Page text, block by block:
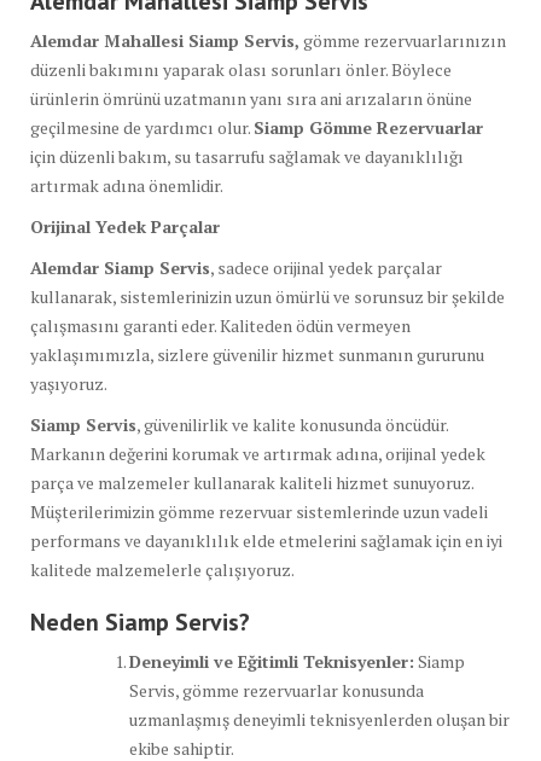
Alemdar Mahallesi Siamp Servis, gömme rezervuarlarınızın
düzenli bakımını yaparak olası sorunları önler. Böylece
ürünlerin ömrünü uzatmanın yanı sıra ani arızaların önüne
geçilmesine de yardımcı olur. Siamp Gömme Rezervuarlar
için düzenli bakım, su tasarrufu sağlamak ve dayanıklılığı
artırmak adına önemlidir.
Orijinal Yedek Parçalar
Alemdar Siamp Servis, sadece orijinal yedek parçalar
kullanarak, sistemlerinizin uzun ömürlü ve sorunsuz bir şekilde
çalışmasını garanti eder. Kaliteden ödün vermeyen
yaklaşımımızla, sizlere güvenilir hizmet sunmanın gururunu
yaşıyoruz.
Siamp Servis, güvenilirlik ve kalite konusunda öncüdür.
Markanın değerini korumak ve artırmak adına, orijinal yedek
parça ve malzemeler kullanarak kaliteli hizmet sunuyoruz.
Müşterilerimizin gömme rezervuar sistemlerinde uzun vadeli
performans ve dayanıklılık elde etmelerini sağlamak için en iyi
kalitede malzemelerle çalışıyoruz.
Neden Siamp Servis?
Deneyimli ve Eğitimli Teknisyenler: Siamp
Servis, gömme rezervuarlar konusunda
uzmanlaşmış deneyimli teknisyenlerden oluşan bir
ekibe sahiptir.